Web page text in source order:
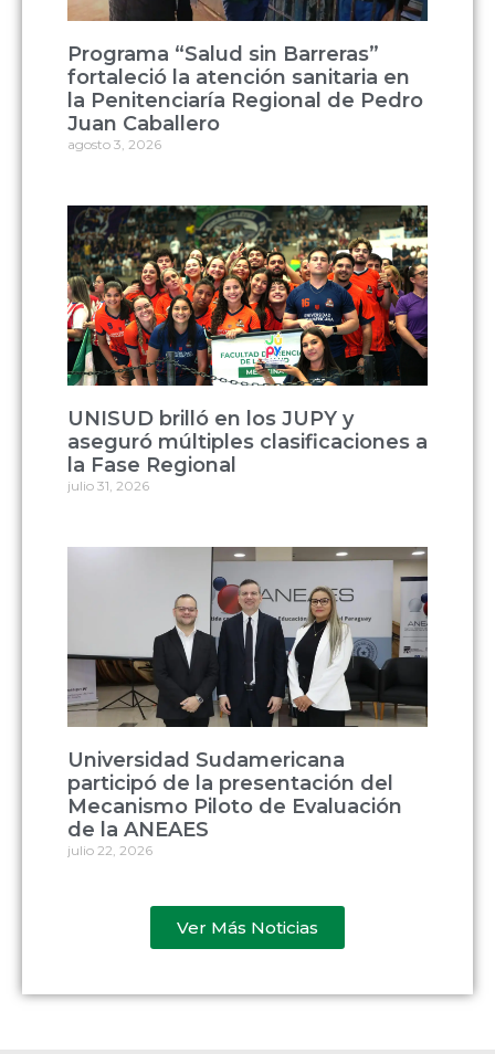
Programa “Salud sin Barreras”
fortaleció la atención sanitaria en
la Penitenciaría Regional de Pedro
Juan Caballero
agosto 3, 2026
UNISUD brilló en los JUPY y
aseguró múltiples clasificaciones a
la Fase Regional
julio 31, 2026
Universidad Sudamericana
participó de la presentación del
Mecanismo Piloto de Evaluación
de la ANEAES
julio 22, 2026
Ver Más Noticias